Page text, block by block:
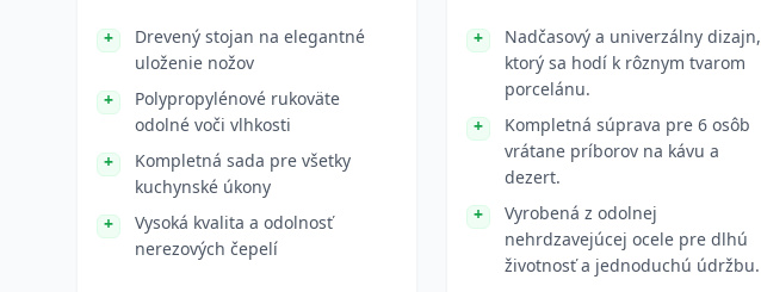
Drevený stojan na elegantné
uloženie nožov
Polypropylénové rukoväte
odolné voči vlhkosti
Kompletná sada pre všetky
kuchynské úkony
Vysoká kvalita a odolnosť
nerezových čepelí
Nadčasový a univerzálny dizajn,
ktorý sa hodí k rôznym tvarom
porcelánu.
Kompletná súprava pre 6 osôb
vrátane príborov na kávu a
dezert.
Vyrobená z odolnej
nehrdzavejúcej ocele pre dlhú
životnosť a jednoduchú údržbu.